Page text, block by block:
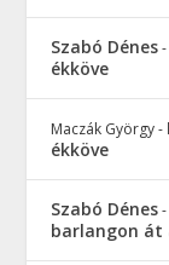
Szabó Dénes-
ékköve
Maczák György-
ékköve
Szabó Dénes-
barlangon át